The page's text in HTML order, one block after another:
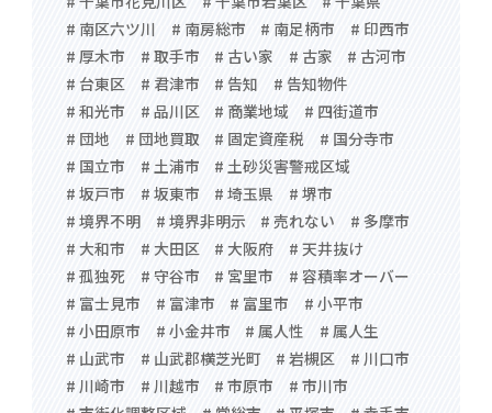
# 南区六ツ川
# 南房総市 # 南足柄市
# 印西市
# 厚木市
# 取手市 # 古い家 # 古家
# 古河市
# 台東区
# 君津市 # 告知
# 告知物件
# 和光市
# 品川区 # 商業地域
# 四街道市
# 団地
# 団地買取 # 固定資産税
# 国分寺市
# 国立市
# 土浦市
# 土砂災害警戒区域
# 坂戸市
# 坂東市 # 埼玉県
# 堺市
# 境界不明
# 境界非明示 # 売れない
# 多摩市
# 大和市
# 大田区 # 大阪府
# 天井抜け
# 孤独死
# 守谷市 # 宮里市
# 容積率オーバー
# 富士見市
# 富津市 # 富里市
# 小平市
# 小田原市
# 小金井市 # 属人性
# 属人生
# 山武市
# 山武郡横芝光町 # 岩槻区
# 川口市
# 川崎市
# 川越市 # 市原市
# 市川市